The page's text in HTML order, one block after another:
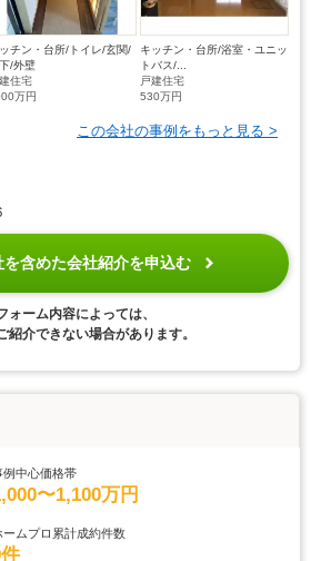
チン・台所/トイレ/玄関/
/外壁
住宅
万円
キッチン・台所/浴室・ユニッ
トバス/...
戸建住宅
530万円
この会社の事例をもっと見る >
を含めた会社紹介を申込む
ォーム内容によっては、
紹介できない場合があります。
例中心価格帯
〜1,100万円
ームプロ累計成約件数